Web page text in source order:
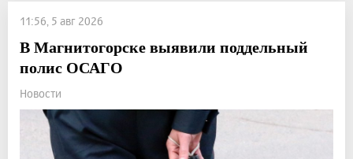
11:56, 5 авг 2026
В Магнитогорске выявили поддельный
полис ОСАГО
Новости